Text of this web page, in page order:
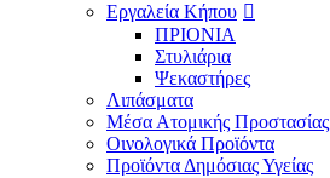
Εργαλεία Κήπου
ΠΡΙΟΝΙΑ
Στυλιάρια
Ψεκαστήρες
Λιπάσματα
Μέσα Ατομικής Προστασίας
Οινολογικά Προϊόντα
Προϊόντα Δημόσιας Υγείας